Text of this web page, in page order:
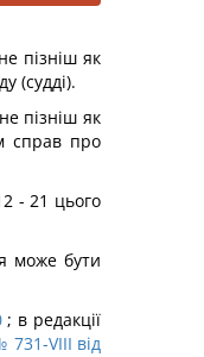
пізніш як
(судді).
пізніш як
справ про
- 21 цього
може бути
; в редакції
731-VIII від